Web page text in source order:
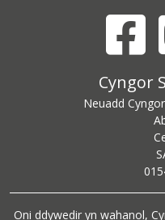
Cyngor Sir Ceredigion address
Cyngor
Neuadd
Ceredigion County Council
Oni ddywedir yn wahanol,